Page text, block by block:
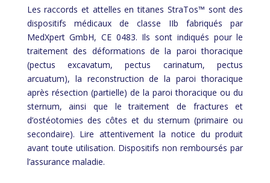
Les raccords et attelles en titanes StraTos™ sont des
dispositifs médicaux de classe IIb fabriqués par
MedXpert GmbH, CE 0483. Ils sont indiqués pour le
traitement des déformations de la paroi thoracique
(pectus excavatum, pectus carinatum, pectus
arcuatum), la reconstruction de la paroi thoracique
après résection (partielle) de la paroi thoracique ou du
sternum, ainsi que le traitement de fractures et
d’ostéotomies des côtes et du sternum (primaire ou
secondaire). Lire attentivement la notice du produit
avant toute utilisation. Dispositifs non remboursés par
l’assurance maladie.